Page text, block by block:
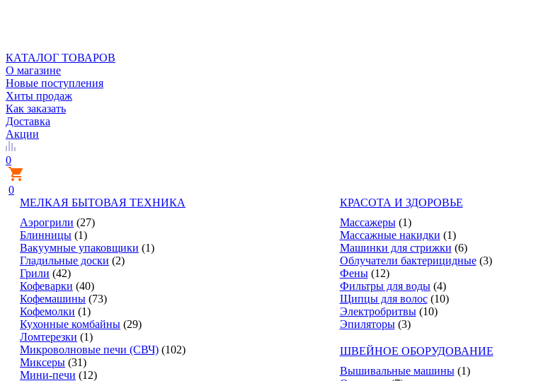
КАТАЛОГ ТОВАРОВ
О магазине
Новые поступления
Хиты продаж
Как заказать
Доставка
Акции
0
0
МЕЛКАЯ БЫТОВАЯ ТЕХНИКА
Аэрогрили (27)
Блинницы (1)
Вакуумные упаковщики (1)
Гладильные доски (2)
Грили (42)
Кофеварки (40)
Кофемашины (73)
Кофемолки (1)
Кухонные комбайны (29)
Ломтерезки (1)
Микроволновые печи (СВЧ) (102)
Миксеры (31)
Мини-печи (12)
КРАСОТА И ЗДОРОВЬЕ
Массажеры (1)
Массажные накидки (1)
Машинки для стрижки (6)
Облучатели бактерицидные (3)
Фены (12)
Фильтры для воды (4)
Щипцы для волос (10)
Электробритвы (10)
Эпиляторы (3)
ШВЕЙНОЕ ОБОРУДОВАНИЕ
Вышивальные машины (1)